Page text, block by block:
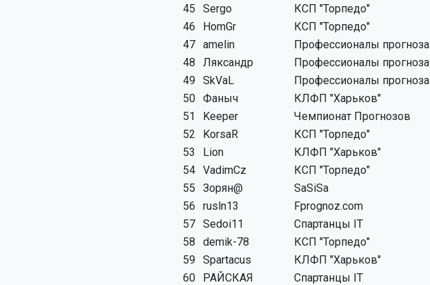
45
Sergo КСП "Торпедо"
46
HomGr КСП "Торпедо"
47 amelin Профессионалы прогноза
48
Ляксандр Профессионалы прогноза
49 SkVaL Профессионалы прогноза
50 Фаныч КЛФП "Харьков"
51
Keeper Чемпионат Прогнозов
52
KorsaR КСП "Торпедо"
53
Lion КЛФП "Харьков"
54 VadimCz КСП "Торпедо"
55
Зорян@ SaSiSa
56
rusln13 Fprognoz.com
57 Sedoi11 Спартанцы IT
58
demik-78 КСП "Торпедо"
59 Spartacus КЛФП "Харьков"
60
РАЙСКАЯ Спартанцы IT